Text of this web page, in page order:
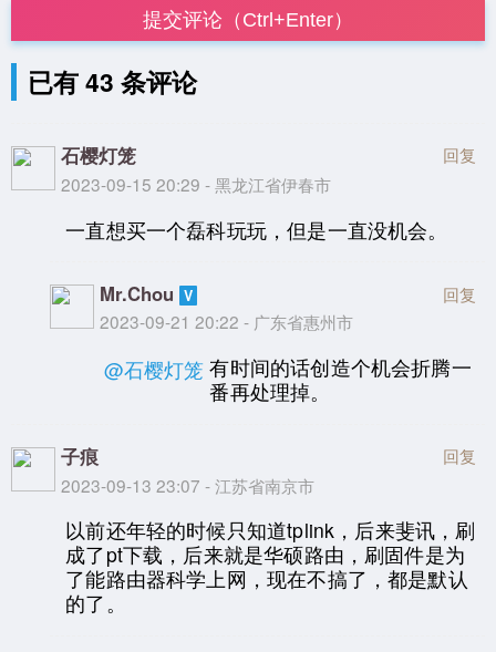
提交评论（Ctrl+Enter）
已有 43 条评论
石樱灯笼
2023-09-15 20:29 - 黑龙江省伊春市
回复
一直想买一个磊科玩玩，但是一直没机会。
Mr.Chou
2023-09-21 20:22 - 广东省惠州市
回复
@石樱灯笼 有时间的话创造个机会折腾一
番再处理掉。
子痕
2023-09-13 23:07 - 江苏省南京市
回复
以前还年轻的时候只知道tplink，后来斐讯，刷
成了pt下载，后来就是华硕路由，刷固件是为
了能路由器科学上网，现在不搞了，都是默认
的了。